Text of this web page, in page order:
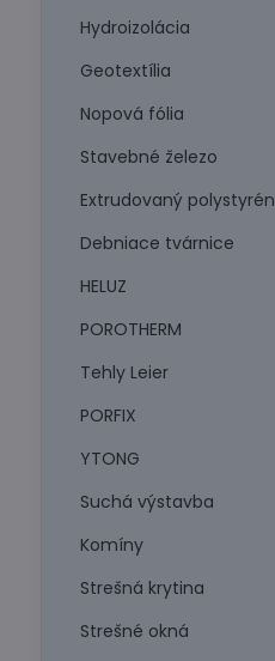
Hydroizolácia
Geotextília
Nopová fólia
Stavebné železo
Extrudovaný polystyrén
Debniace tvárnice
HELUZ
POROTHERM
Tehly Leier
PORFIX
YTONG
Suchá výstavba
Komíny
Strešná krytina
Strešné okná